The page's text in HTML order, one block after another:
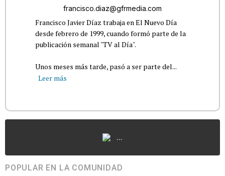
francisco.diaz@gfrmedia.com
Francisco Javier Díaz trabaja en El Nuevo Día
desde febrero de 1999, cuando formó parte de la
publicación semanal "TV al Día".
Unos meses más tarde, pasó a ser parte del...
Leer más
...
POPULAR EN LA COMUNIDAD